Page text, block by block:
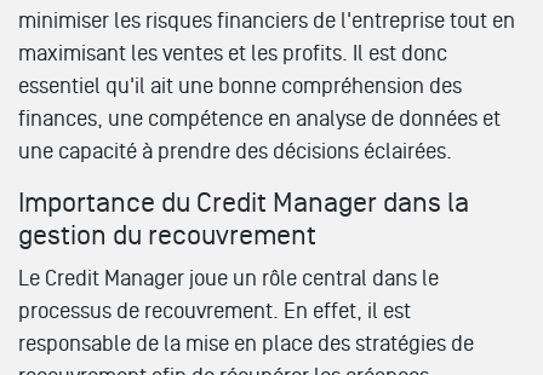
minimiser les risques financiers de l'entreprise tout en
maximisant les ventes et les profits. Il est donc
essentiel qu'il ait une bonne compréhension des
finances, une compétence en analyse de données et
une capacité à prendre des décisions éclairées.
Importance du Credit Manager dans la
gestion du recouvrement
Le Credit Manager joue un rôle central dans le
processus de recouvrement. En effet, il est
responsable de la mise en place des stratégies de